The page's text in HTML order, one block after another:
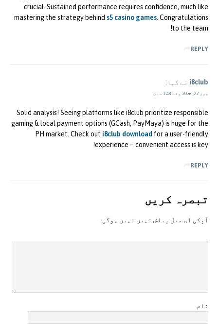
crucial. Sustained performance requires confidence, much like
mastering the strategy behind s5 casino games . Congratulations
to the team!
REPLY
i8club نے کہا:
جون 22, 2026 وقت 1:48 صبح
Solid analysis! Seeing platforms like i8club prioritize responsible
gaming & local payment options (GCash, PayMaya) is huge for the
PH market. Check out i8club download for a user-friendly
experience – convenient access is key!
REPLY
تبصرہ کريں
آپکی ای ميل پبلش نہيں نہيں ہوگی.
نام